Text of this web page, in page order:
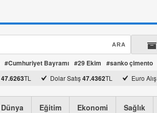
#Cumhuriyet Bayramı #29 Ekim #sanko çimento
47.6263TL Dolar Satış47.4362TL Euro Alış
Dünya Eğitim Ekonomi Sağlık